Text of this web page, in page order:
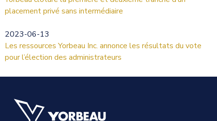
placement privé sans intermédiaire
2023-06-13
Les ressources Yorbeau Inc. annonce les résultats du vote
pour l’élection des administrateurs